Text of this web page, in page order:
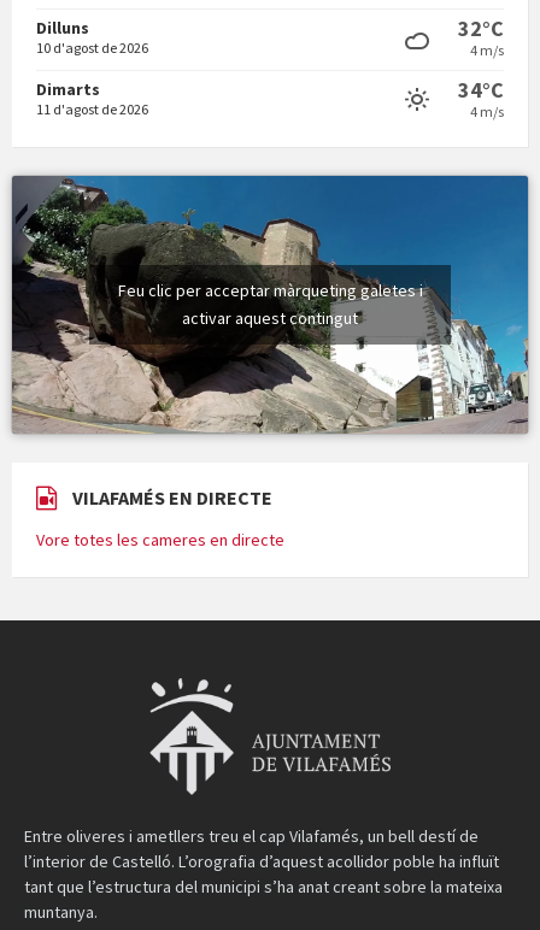
Vermuts a la Font. Hit parit
Dilluns
10 d'agost de 2026
32°C
4 m/s
Dimarts
11 d'agost de 2026
34°C
4 m/s
Feu clic per acceptar màrqueting galetes i
activar aquest contingut
VILAFAMÉS EN DIRECTE
Vore totes les cameres en directe
Entre oliveres i ametllers treu el cap Vilafamés, un bell destí de
l’interior de Castelló. L’orografia d’aquest acollidor poble ha influït
tant que l’estructura del municipi s’ha anat creant sobre la mateixa
muntanya.